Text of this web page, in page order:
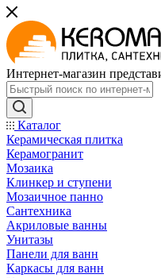
Интернет-магазин
Каталог
Керамическая плитка
Керамогранит
Мозаика
Клинкер и ступени
Мозаичное панно
Сантехника
Акриловые ванны
Унитазы
Панели для ванн
Каркасы для ванн